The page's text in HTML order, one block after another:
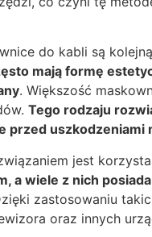
do kabli są
mają formę
. Większość
Tego rodzaju
przed uszkodzeniami
jest
a wiele z nich
zastosowaniu
oraz innych